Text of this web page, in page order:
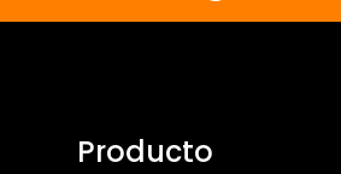
Producto